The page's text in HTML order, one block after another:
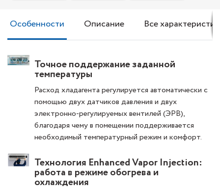
Особенности Описание Все
Точное поддержание заданной
температуры
Расход хладагента регулируется автоматически с
помощью двух датчиков давления и двух
электронно-регулируемых вентилей (ЭРВ),
благодаря чему в помещении поддерживается
необходимый температурный режим и комфорт.
Технология Enhanced Vapor Injection:
работа в режиме обогрева и
охлаждения